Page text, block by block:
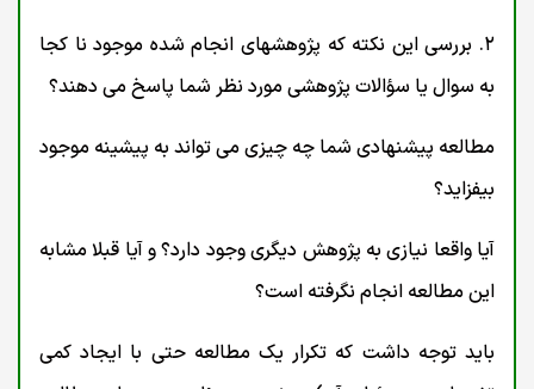
۲. بررسی این نکته که پژوهشهای انجام شده موجود نا کجا
به سوال یا سؤالات پژوهشی مورد نظر شما پاسخ می دهند؟
مطالعه پیشنهادی شما چه چیزی می تواند به پیشینه موجود
بیفزاید؟
آیا واقعا نیازی به پژوهش دیگری وجود دارد؟ و آیا قبلا مشابه
این مطالعه انجام نگرفته است؟
باید توجه داشت که تکرار یک مطالعه حتی با ایجاد کمی